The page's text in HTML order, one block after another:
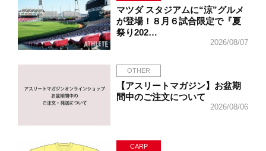
マツダ スタジアムに“涼”グルメ
が登場！８月６試合限定で『夏
祭り202…
2026/08/07
OTHER
【アスリートマガジン】お盆期
間中のご注文について
2026/08/06
CARP